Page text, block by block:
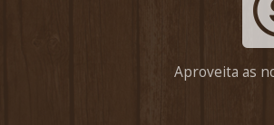
Aproveita as